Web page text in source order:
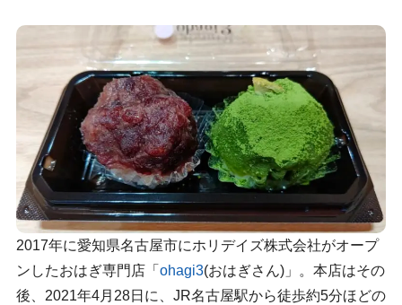
2017年に愛知県名古屋市にホリデイズ株式会社がオープ
ンしたおはぎ専門店「 ohagi3(おはぎさん)」。本店はその
後、2021年4月28日に、JR名古屋駅から徒歩約5分ほどの